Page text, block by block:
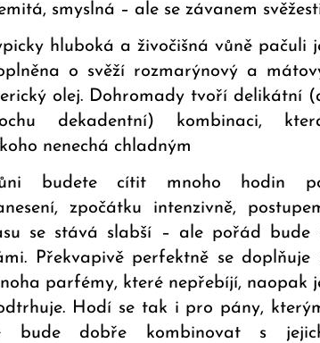
smyslná – ale se závanem
hluboká a živočišná vůně pačuli
o svěží rozmarýnový a
olej. Dohromady tvoří delikátní
dekadentní) kombinaci,
nenechá chladným
budete cítit mnoho hodin
zpočátku intenzivně,
se stává slabší – ale pořád bude
Překvapivě perfektně se doplňuje
parfémy, které nepřebíjí, naopak
Hodí se tak i pro pány,
bude dobře kombinovat s